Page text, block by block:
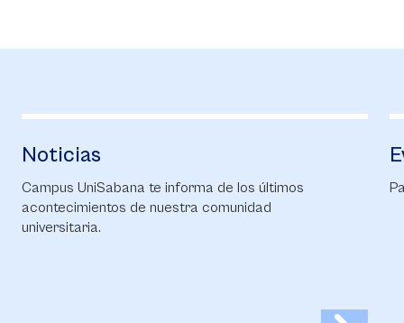
Noticias
Campus UniSabana te informa de los últimos
acontecimientos de nuestra comunidad
universitaria.